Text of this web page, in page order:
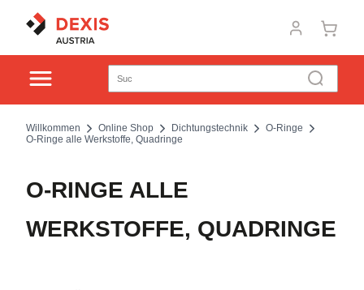
Willkommen Online Shop Dichtungstechnik
O-Ringe
O-Ringe alle Werkstoffe, Quadringe
O-RINGE ALLE
WERKSTOFFE, QUADRINGE